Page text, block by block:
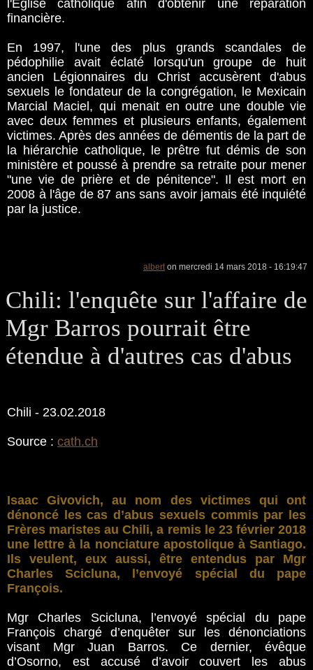
l'Eglise catholique afin d'obtenir une réparation
financière.
En 1997, l'une des plus grands scandales de
pédophilie avait éclaté lorsqu'un groupe de huit
ancien Légionnaires du Christ accusèrent d'abus
sexuels le fondateur de la congrégation, le Mexicain
Marcial Maciel, qui menait en outre une double vie
avec deux femmes et plusieurs enfants, également
victimes. Après des années de démentis de la part de
la hiérarchie catholique, le prêtre fut démis de son
ministère et poussé à prendre sa retraite pour mener
"une vie de prière et de pénitence". Il est mort en
2008 à l'âge de 87 ans sans avoir jamais été inquiété
par la justice.
alberton mercredi 14 mars 2018 - 16:19:47
Chili: l'enquête sur l'affaire de
Mgr Barros pourrait être
étendue à d'autres cas d'abus
Chili - 23.02.2018
Source : cath.ch
Isaac Givovich, au nom des victimes qui ont
dénoncé les cas d’abus sexuels commis par les
Frères maristes au Chili, a remis le 23 février 2018
une lettre à la nonciature apostolique à Santiago.
Ils veulent, eux aussi, être entendus par Mgr
Charles Scicluna, l’envoyé spécial du pape
François.
Mgr Charles Scicluna, l’envoyé spécial du pape
François chargé d’enquêter sur les dénonciations
visant Mgr Juan Barros. Ce dernier, évêque
d’Osorno, est accusé d’avoir couvert les abus